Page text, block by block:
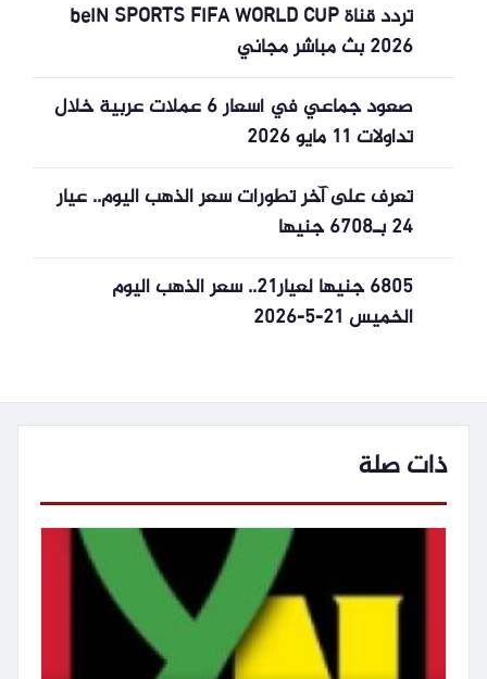
تردد قناة beIN SPORTS FIFA WORLD CUP
2026 بث مباشر مجاني
صعود جماعي في أسعار 6 عملات عربية خلال
تداولات 11 مايو 2026
تعرف على آخر تطورات سعر الذهب اليوم.. عيار
24 بـ6708 جنيها
6805 جنيها لعيار21.. سعر الذهب اليوم
الخميس 21-5-2026
ذات صلة